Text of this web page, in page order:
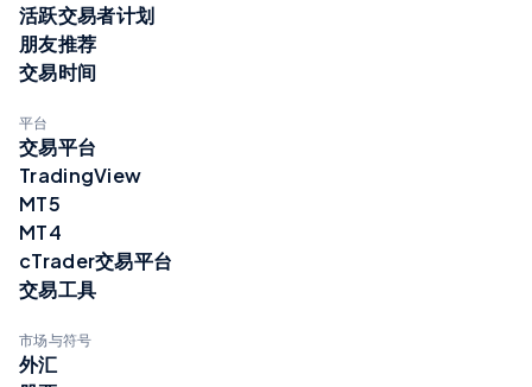
活跃交易者计划
朋友推荐
交易时间
平台
交易平台
TradingView
MT5
MT4
cTrader交易平台
交易工具
市场与符号
外汇